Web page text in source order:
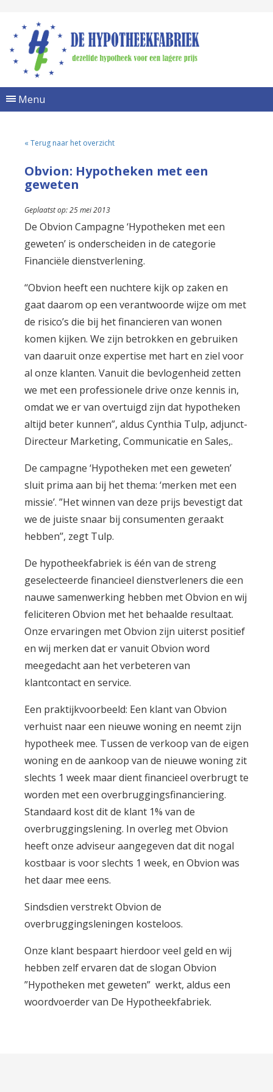
Menu
« Terug naar het overzicht
Obvion: Hypotheken met een
geweten
Geplaatst op: 25 mei 2013
De Obvion Campagne ‘Hypotheken met een
geweten’ is onderscheiden in de categorie
Financiële dienstverlening.
‘‘Obvion heeft een nuchtere kijk op zaken en
gaat daarom op een verantwoorde wijze om met
de risico’s die bij het financieren van wonen
komen kijken. We zijn betrokken en gebruiken
van daaruit onze expertise met hart en ziel voor
al onze klanten. Vanuit die bevlogenheid zetten
we met een professionele drive onze kennis in,
omdat we er van overtuigd zijn dat hypotheken
altijd beter kunnen”, aldus Cynthia Tulp, adjunct-
Directeur Marketing, Communicatie en Sales,.
De campagne ‘Hypotheken met een geweten’
sluit prima aan bij het thema: ‘merken met een
missie’. ”Het winnen van deze prijs bevestigt dat
we de juiste snaar bij consumenten geraakt
hebben’’, zegt Tulp.
De hypotheekfabriek is één van de streng
geselecteerde financieel dienstverleners die een
nauwe samenwerking hebben met Obvion en wij
feliciteren Obvion met het behaalde resultaat.
Onze ervaringen met Obvion zijn uiterst positief
en wij merken dat er vanuit Obvion word
meegedacht aan het verbeteren van
klantcontact en service.
Een praktijkvoorbeeld: Een klant van Obvion
verhuist naar een nieuwe woning en neemt zijn
hypotheek mee. Tussen de verkoop van de eigen
woning en de aankoop van de nieuwe woning zit
slechts 1 week maar dient financieel overbrugt te
worden met een overbruggingsfinanciering.
Standaard kost dit de klant 1% van de
overbruggingslening. In overleg met Obvion
heeft onze adviseur aangegeven dat dit nogal
kostbaar is voor slechts 1 week, en Obvion was
het daar mee eens.
Sindsdien verstrekt Obvion de
overbruggingsleningen kosteloos.
Onze klant bespaart hierdoor veel geld en wij
hebben zelf ervaren dat de slogan Obvion
”Hypotheken met geweten” werkt, aldus een
woordvoerder van De Hypotheekfabriek.